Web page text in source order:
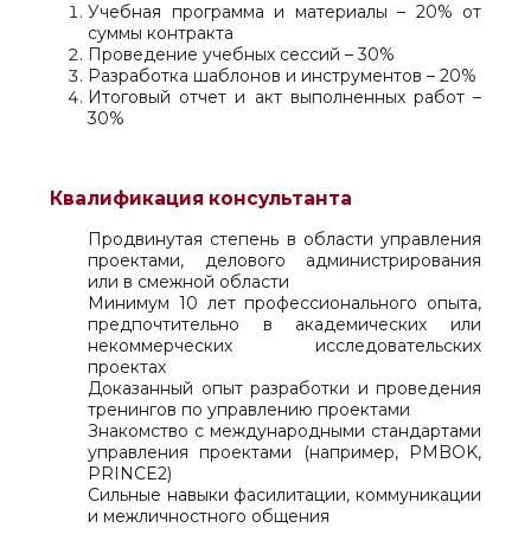
Учебная программа и материалы – 20% от
суммы контракта
Проведение учебных сессий – 30%
Разработка шаблонов и инструментов – 20%
Итоговый отчет и акт выполненных работ –
30%
Квалификация консультанта
Продвинутая степень в области управления
проектами, делового администрирования
или в смежной области
Минимум 10 лет профессионального опыта,
предпочтительно в академических или
некоммерческих исследовательских
проектах
Доказанный опыт разработки и проведения
тренингов по управлению проектами
Знакомство с международными стандартами
управления проектами (например, PMBOK,
PRINCE2)
Сильные навыки фасилитации, коммуникации
и межличностного общения